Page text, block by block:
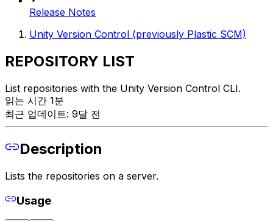
Release Notes
Unity Version Control (previously Plastic SCM)
REPOSITORY LIST
List repositories with the Unity Version Control CLI.
읽는 시간 1분
최근 업데이트: 9달 전
Description
Lists the repositories on a server.
Usage